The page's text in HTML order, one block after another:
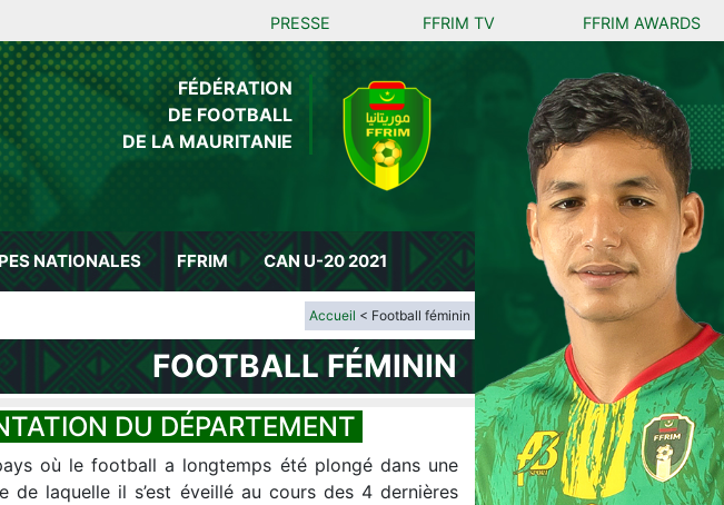
FFRIM AWARDS
FFRIM TV
PRESSE
FÉDÉRATION
DE FOOTBALL
DE LA MAURITANIE
CAN U-20 2021
FFRIM
NATIONALES
Accueil < Football féminin
FOOTBALL FÉMININ
où le football a longtemps été plongé dans une
de laquelle il s’est éveillé au cours des 4 dernières